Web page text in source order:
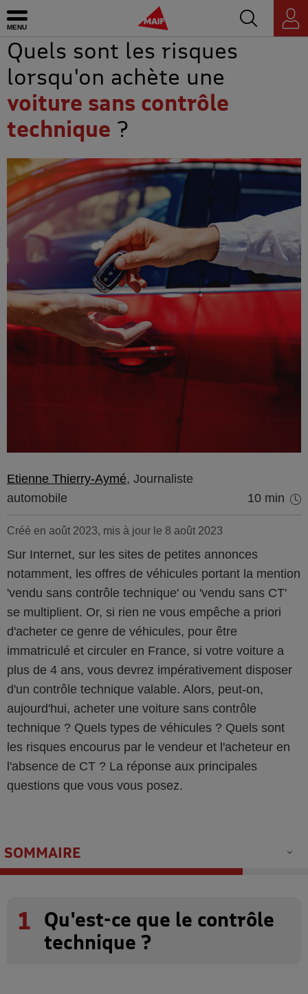
Ouvrir le menu MAIF - Allez à l'accueil de maif.fr
Accédez au
Espace
personnel
Quels sont les risques
lorsqu'on achète une
voiture sans contrôle
technique ?
Etienne Thierry-Aymé, Journaliste
automobile
10 min
Créé en août 2023, mis à jour le 8 août 2023
Sur Internet, sur les sites de petites annonces
notamment, les offres de véhicules portant la mention
'vendu sans contrôle technique' ou 'vendu sans CT'
se multiplient. Or, si rien ne vous empêche a priori
d'acheter ce genre de véhicules, pour être
immatriculé et circuler en France, si votre voiture a
plus de 4 ans, vous devrez impérativement disposer
d'un contrôle technique valable. Alors, peut-on,
aujourd'hui, acheter une voiture sans contrôle
technique ? Quels types de véhicules ? Quels sont
les risques encourus par le vendeur et l'acheteur en
l'absence de CT ? La réponse aux principales
questions que vous vous posez.
SOMMAIRE
1
Qu'est-ce que le contrôle
technique ?